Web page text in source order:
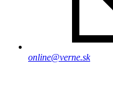
online@verne.sk